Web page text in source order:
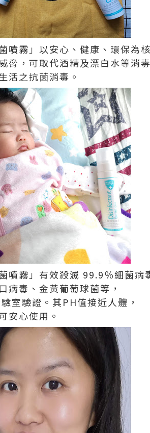
噴霧」以安心、健康、環保為
脅，可取代酒精及漂白水等消毒
活之抗菌消毒。
噴霧」有效殺滅 99.9％細菌病
病毒、金黃葡萄球菌等，
室驗證。其PH值接近人體，
安心使用。